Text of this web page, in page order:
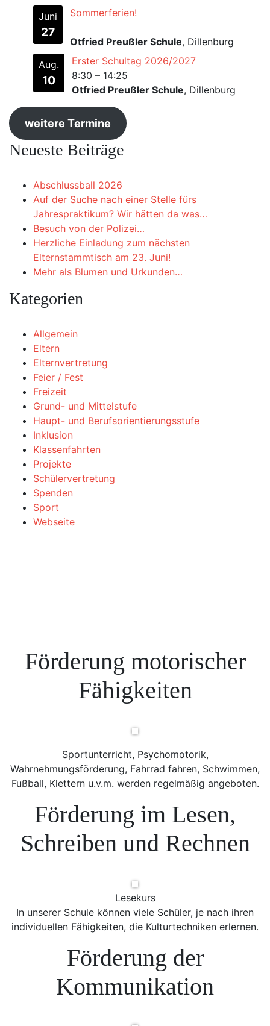
Juni
27
Sommerferien!
Otfried Preußler Schule, Dillenburg
Aug.
10
Erster Schultag 2026/2027
8:30 – 14:25
Otfried Preußler Schule, Dillenburg
weitere Termine
Neueste Beiträge
Abschlussball 2026
Auf der Suche nach einer Stelle fürs
Jahrespraktikum? Wir hätten da was…
Besuch von der Polizei…
Herzliche Einladung zum nächsten
Elternstammtisch am 23. Juni!
Mehr als Blumen und Urkunden…
Kategorien
Allgemein
Eltern
Elternvertretung
Feier / Fest
Freizeit
Grund- und Mittelstufe
Haupt- und Berufsorientierungsstufe
Inklusion
Klassenfahrten
Projekte
Schülervertretung
Spenden
Sport
Webseite
Förderung motorischer
Fähigkeiten
Sportunterricht, Psychomotorik,
Wahrnehmungsförderung, Fahrrad fahren, Schwimmen,
Fußball, Klettern u.v.m. werden regelmäßig angeboten.
Förderung im Lesen,
Schreiben und Rechnen
Lesekurs
In unserer Schule können viele Schüler, je nach ihren
individuellen Fähigkeiten, die Kulturtechniken erlernen.
Förderung der
Kommunikation